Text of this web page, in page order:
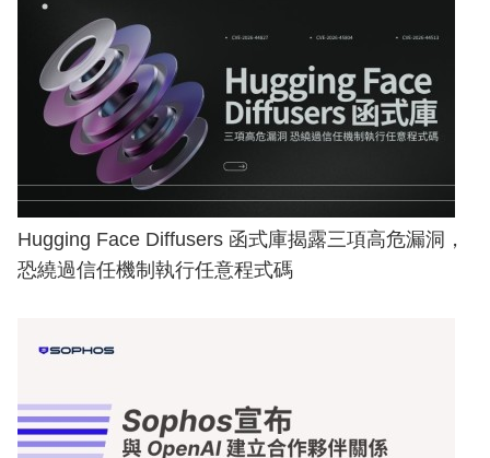
Hugging Face Diffusers 函式庫揭露三項高危漏洞，
恐繞過信任機制執行任意程式碼